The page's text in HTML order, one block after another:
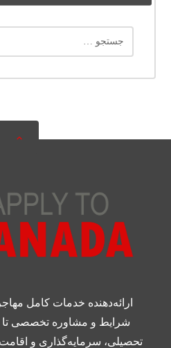
ارائه‌دهنده خدمات کامل
شرایط و مشاوره تخصصی تا
تحصیلی، سرمایه‌گذاری و